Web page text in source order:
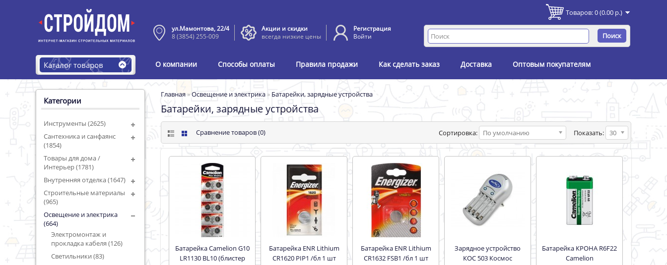
ул.Мамонтова, 22/4
8 (3854) 255-009
Акции и скидки
всегда низкие цены
Регистрация
Войти
Товаров: 0 (0.00 р.)
Поиск
Каталог товаров О компании Способы оплаты Правила продажи Как сделать заказ Доставка Оптовым покупателям
Категории
Инструменты (2625)
Сантехника и санфаянс
(1854)
Товары для дома /
Интерьер (1781)
Внутренняя отделка (1647)
Строительные материалы
(965)
Освещение и электрика
(664)
Электромонтаж и
прокладка кабеля (126)
Светильники (83)
Главная»Освещение и электрика » Батарейки, зарядные устройства
Батарейки, зарядные устройства
Показать: 30
Сортировка: По умолчанию
Сравнение товаров (0)
Батарейка Camelion G10
LR1130 BL10 (блистер
Батарейка ENR Lithium
СR1620 PIP1 /бл 1 шт
Батарейка ENR Lithium
СR1632 FSB1 /бл 1 шт
Зарядное устройство
КОС 503 Космос
Батарейка КРОНА R6F22
Camelion